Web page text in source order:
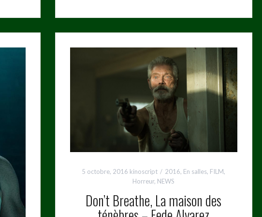
5 octobre, 2016 kinoscript 2016, En salles, FILM,
Horreur, NEWS
Don’t Breathe, La maison des